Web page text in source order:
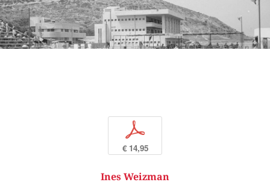
p
€ 14,95
Ines Weizman